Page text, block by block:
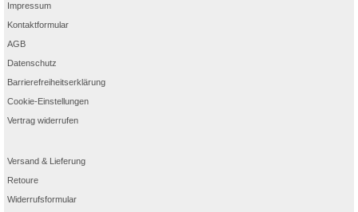
Impressum
Kontaktformular
AGB
Datenschutz
Barrierefreiheitserklärung
Cookie-Einstellungen
Vertrag widerrufen
Versand & Lieferung
Retoure
Widerrufsformular